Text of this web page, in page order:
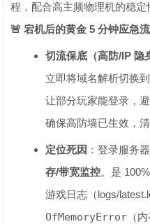
程，配合高主频物理机的稳定
🚨 宕机后的黄金 5 分钟应急
切流保底（高防/IP 隐
立即将域名解析切换到
让部分玩家能登录，
确保高防墙已生效，
定位死因 ：登录服务
存/带宽监控。是
游戏日志（logs/
OfMemoryError （